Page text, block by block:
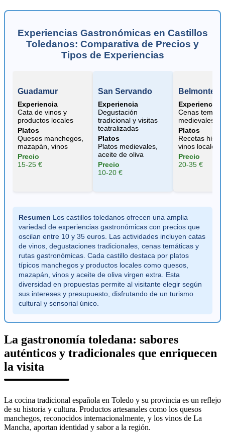
Experiencias Gastronómicas en Castillos
Toledanos: Comparativa de Precios y
Tipos de Experiencias
Guadamur
Experiencia
Cata de vinos y
productos locales
Platos
Quesos manchegos,
mazapán, vinos
Precio
15-25 €
San Servando
Experiencia
Degustación
tradicional y visitas
teatralizadas
Platos
Platos medievales,
aceite de oliva
Precio
10-20 €
Belmonte
Experiencia
Cenas
medievales y
Platos
Recetas
vinos locales
Precio
20-35 €
Resumen Los castillos toledanos ofrecen una amplia
variedad de experiencias gastronómicas con precios que
oscilan entre 10 y 35 euros. Las actividades incluyen catas
de vinos, degustaciones tradicionales, cenas temáticas y
rutas gastronómicas. Cada castillo destaca por platos
típicos manchegos y productos locales como quesos,
mazapán, vinos y aceite de oliva virgen extra. Esta
diversidad en propuestas permite al visitante elegir según
sus intereses y presupuesto, disfrutando de un turismo
cultural y sensorial único.
La gastronomía toledana: sabores
auténticos y tradicionales que enriquecen
la visita
La cocina tradicional española en Toledo y su provincia es un reflejo
de su historia y cultura. Productos artesanales como los quesos
manchegos, reconocidos internacionalmente, y los vinos de La
Mancha, aportan identidad y sabor a la región.